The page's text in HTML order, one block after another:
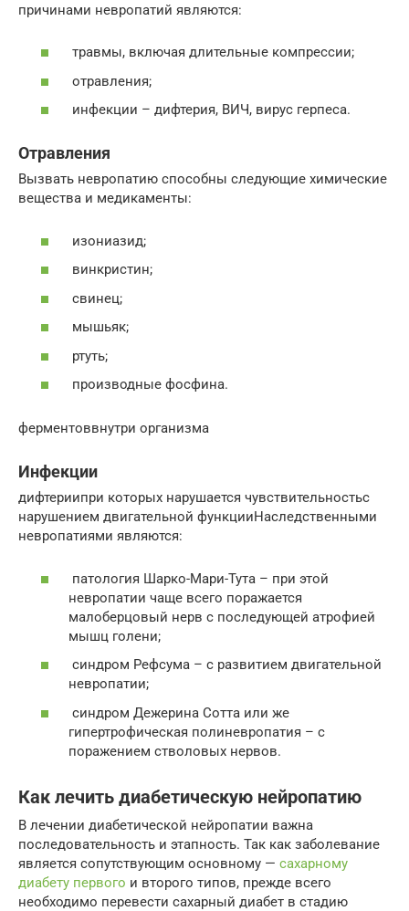
причинами невропатий являются:
травмы, включая длительные компрессии;
отравления;
инфекции – дифтерия, ВИЧ, вирус герпеса.
Отравления
Вызвать невропатию способны следующие химические
вещества и медикаменты:
изониазид;
винкристин;
свинец;
мышьяк;
ртуть;
производные фосфина.
ферментоввнутри организма
Инфекции
дифтериипри которых нарушается чувствительностьс
нарушением двигательной функцииНаследственными
невропатиями являются:
патология Шарко-Мари-Тута – при этой
невропатии чаще всего поражается
малоберцовый нерв с последующей атрофией
мышц голени;
синдром Рефсума – с развитием двигательной
невропатии;
синдром Дежерина Сотта или же
гипертрофическая полиневропатия – с
поражением стволовых нервов.
Как лечить диабетическую нейропатию
В лечении диабетической нейропатии важна
последовательность и этапность. Так как заболевание
является сопутствующим основному — сахарному
диабету первого и второго типов, прежде всего
необходимо перевести сахарный диабет в стадию